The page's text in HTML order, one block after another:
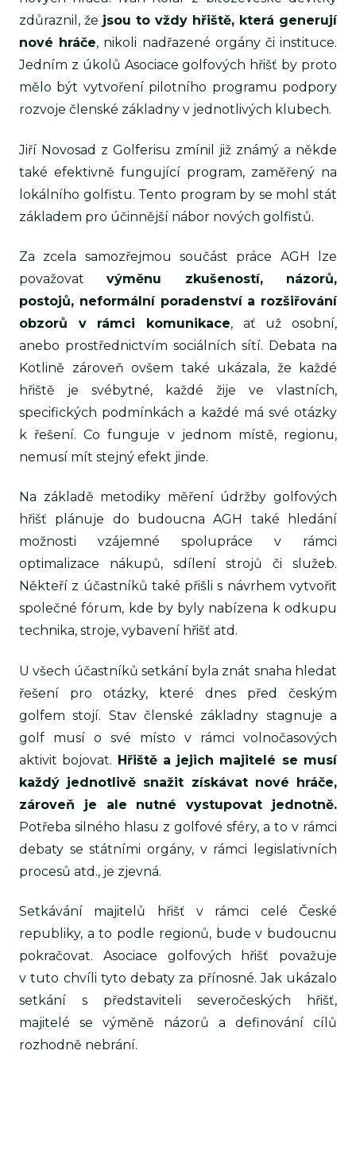
zdůraznil, že jsou to vždy hřiště, která generují
nové hráče, nikoli nadřazené orgány či instituce.
Jedním z úkolů Asociace golfových hřišť by proto
mělo být vytvoření pilotního programu podpory
rozvoje členské základny v jednotlivých klubech.
Jiří Novosad z Golferisu zmínil již známý a někde
také efektivně fungující program, zaměřený na
lokálního golfistu. Tento program by se mohl stát
základem pro účinnější nábor nových golfistů.
Za zcela samozřejmou součást práce AGH lze
považovatvýměnu zkušeností, názorů,
postojů, neformální poradenství a rozšiřování
obzorů v rámci komunikace, ať už osobní,
anebo prostřednictvím sociálních sítí. Debata na
Kotlině zároveň ovšem také ukázala, že každé
hřiště je svébytné, každé žije ve vlastních,
specifických podmínkách a každé má své otázky
k řešení. Co funguje v jednom místě, regionu,
nemusí mít stejný efekt jinde.
Na základě metodiky měření údržby golfových
hřišť plánuje do budoucna AGH také hledání
možnosti vzájemné spolupráce v rámci
optimalizace nákupů, sdílení strojů či služeb.
Někteří z účastníků také přišli s návrhem vytvořit
společné fórum, kde by byly nabízena k odkupu
technika, stroje, vybavení hřišť atd.
U všech účastníků setkání byla znát snaha hledat
řešení pro otázky, které dnes před českým
golfem stojí. Stav členské základny stagnuje a
golf musí o své místo v rámci volnočasových
aktivit bojovat. Hřiště a jejich majitelé se musí
každý jednotlivě snažit získávat nové hráče,
zároveň je ale nutné vystupovat jednotně.
Potřeba silného hlasu z golfové sféry, a to v rámci
debaty se státními orgány, v rámci legislativních
procesů atd., je zjevná.
Setkávání majitelů hřišť v rámci celé České
republiky, a to podle regionů, bude v budoucnu
pokračovat. Asociace golfových hřišť považuje
v tuto chvíli tyto debaty za přínosné. Jak ukázalo
setkání s představiteli severočeských hřišť,
majitelé se výměně názorů a definování cílů
rozhodně nebrání.